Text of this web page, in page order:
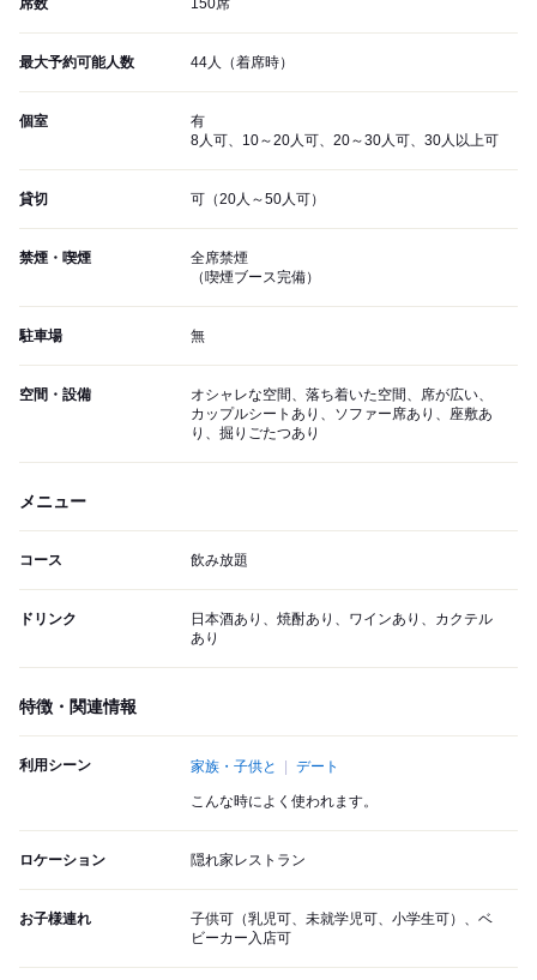
席数 150席
最大予約可能人数 44人（着席時）
個室
有
8人可、10～20人可、20～30人可、30人以上可
貸切 可（20人～50人可）
禁煙・喫煙
全席禁煙
（喫煙ブース完備）
駐車場 無
空間・設備
オシャレな空間、落ち着いた空間、席が広い、
カップルシートあり、ソファー席あり、座敷あ
り、掘りごたつあり
メニュー
コース 飲み放題
ドリンク
日本酒あり、焼酎あり、ワインあり、カクテル
あり
特徴・関連情報
利用シーン 家族・子供と デート
こんな時によく使われます。
ロケーション 隠れ家レストラン
お子様連れ
子供可（乳児可、未就学児可、小学生可）、ベ
ビーカー入店可